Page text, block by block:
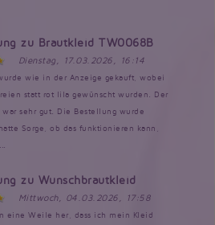
zu Brautkleid TW0068B
Dienstag, 17.03.2026, 16:14
wie in der Anzeige gekauft, wobei
statt rot lila gewünscht wurden. Der
sehr gut. Die Bestellung wurde
Sorge, ob das funktionieren kann,
zu Wunschbrautkleid
Mittwoch, 04.03.2026, 17:58
eine Weile her, dass ich mein Kleid